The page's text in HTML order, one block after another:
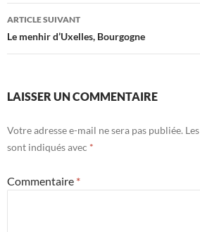
articles
ARTICLE SUIVANT
Le menhir d’Uxelles, Bourgogne
LAISSER UN COMMENTAIRE
Votre adresse e-mail ne sera pas publiée.
sont indiqués avec *
Commentaire *